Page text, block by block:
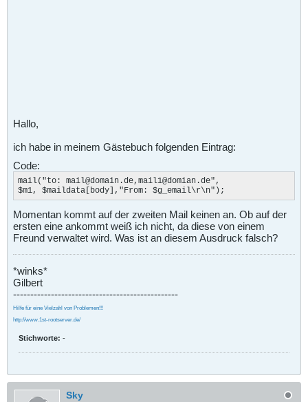
Hallo,
ich habe in meinem Gästebuch folgenden Eintrag:
Code:
mail("to: mail@domain.de,mail1@domian.de",
$m1, $maildata[body],"From: $g_email\r\n");
Momentan kommt auf der zweiten Mail keinen an. Ob auf der
ersten eine ankommt weiß ich nicht, da diese von einem
Freund verwaltet wird. Was ist an diesem Ausdruck falsch?
*winks*
Gilbert
------------------------------------------------
Hilfe für eine Vielzahl von Problemen!!!
http://www.1st-rootserver.de/
Stichworte: -
Sky